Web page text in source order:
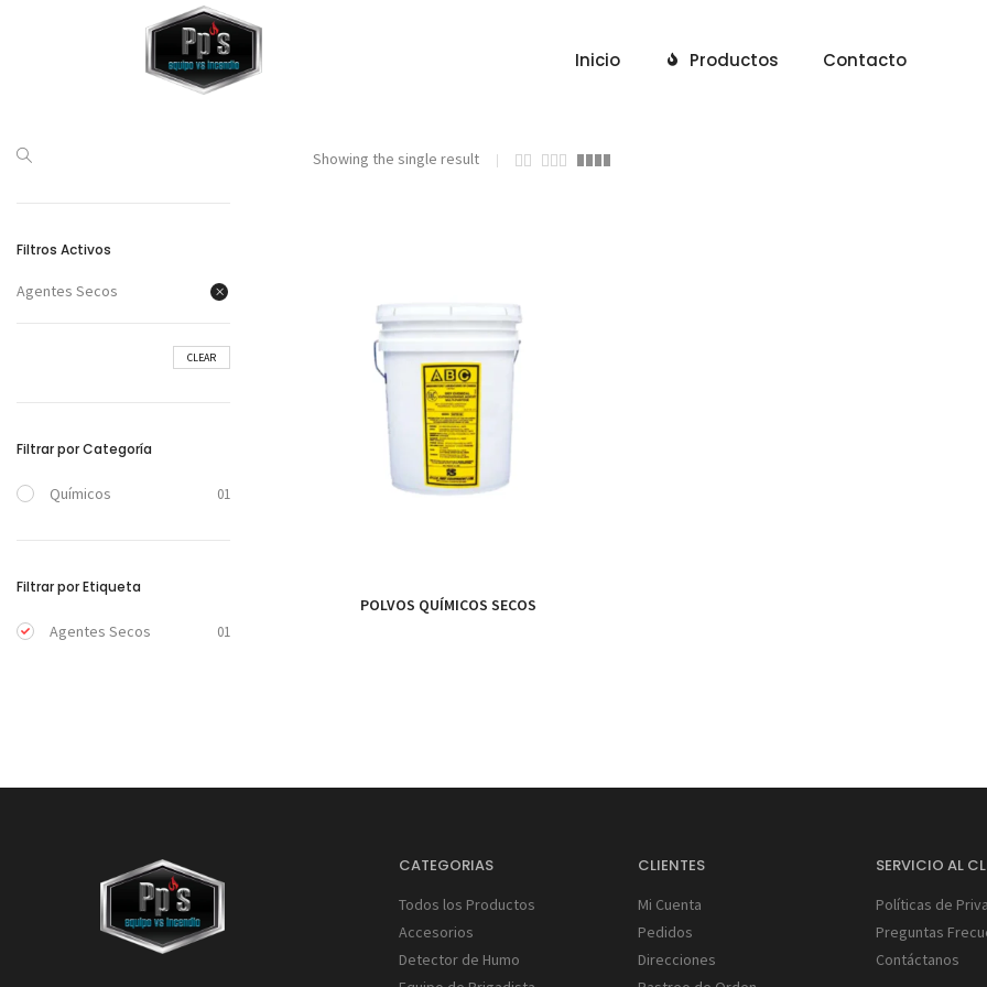
Inicio Productos Contacto
Showing the single result
POLVOS QUÍMICOS SECOS
Filtros Activos
Agentes Secos
CLEAR
Filtrar por Categoría
Químicos 01
Filtrar por Etiqueta
Agentes Secos 01
CATEGORIAS
Todos los Productos
Accesorios
Detector de Humo
CLIENTES
Mi Cuenta
Pedidos
Direcciones
SERVICIO AL
Políticas de
Preguntas
Contáctanos